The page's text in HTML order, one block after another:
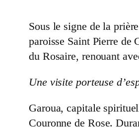
Sous le signe de la
paroisse Saint Pierre de
du Rosaire, renouant
Une visite porteuse
Garoua, capitale
Couronne de Rose.